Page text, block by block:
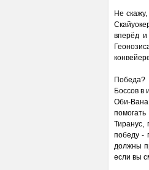
Не
вперёд
Победа?
Боссов в
Оби-Вана
Тиранус,
победу -
должны
если вы